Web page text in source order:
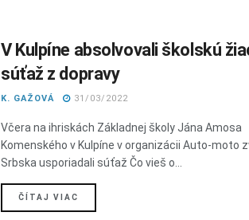
V Kulpíne absolvovali školskú
súťaž z dopravy
K. GAŽOVÁ 31/03/2022
Včera na ihriskách Základnej školy Jána Amosa
Komenského v Kulpíne v organizácii Auto-moto
Srbska usporiadali súťaž Čo vieš o...
ČÍTAJ VIAC